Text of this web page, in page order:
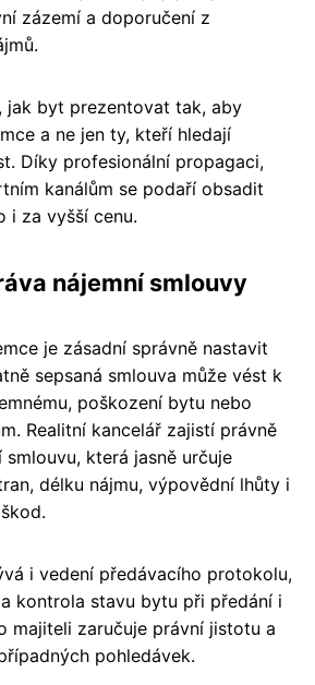
zázemí a doporučení z
jak byt prezentovat tak, aby
a ne jen ty, kteří hledají
Díky profesionální propagaci,
kanálům se podaří obsadit
i za vyšší cenu.
nájemní smlouvy
je zásadní správně nastavit
sepsaná smlouva může vést k
poškození bytu nebo
Realitní kancelář zajistí právně
smlouvu, která jasně určuje
délku nájmu, výpovědní lhůty i
i vedení předávacího protokolu,
kontrola stavu bytu při předání i
majiteli zaručuje právní jistotu a
pohledávek.